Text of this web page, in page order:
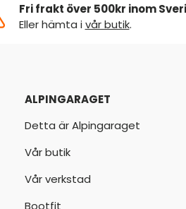
Fri frakt över 500kr inom
Eller hämta ivår butik.
ALPINGARAGET
Detta är Alpingaraget
Vår butik
Vår verkstad
Bootfit